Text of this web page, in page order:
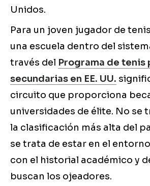
Unidos.
Para un joven jugador de
una escuela dentro del
través del Programa de tenis
secundarias en EE. UU.
circuito que proporciona
universidades de élite. No se
la clasificación más alta del
se trata de estar en el
con el historial académico y
buscan los ojeadores.